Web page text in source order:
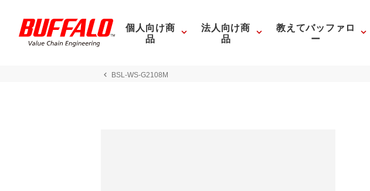
個人向け商
品
法人向け商
品
教えてバッファロ
ー
BSL-WS-G2108M